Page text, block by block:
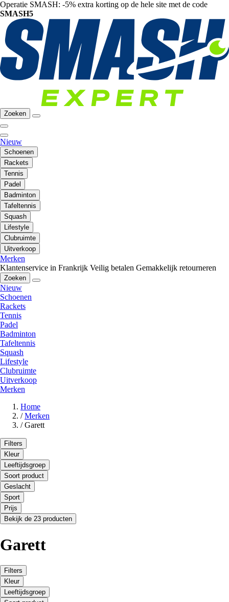
Operatie SMASH: -5% extra korting op de hele site met de code
SMASH5
Zoeken
Nieuw
Schoenen
Rackets
Tennis
Padel
Badminton
Tafeltennis
Squash
Lifestyle
Clubruimte
Uitverkoop
Merken
Klantenservice in Frankrijk Veilig betalen Gemakkelijk retourneren
Zoeken
Nieuw
Schoenen
Rackets
Tennis
Padel
Badminton
Tafeltennis
Squash
Lifestyle
Clubruimte
Uitverkoop
Merken
Home
/ Merken
/ Garett
Filters
Kleur
Leeftijdsgroep
Soort product
Geslacht
Sport
Prijs
Bekijk de 23 producten
Garett
Filters
Kleur
Leeftijdsgroep